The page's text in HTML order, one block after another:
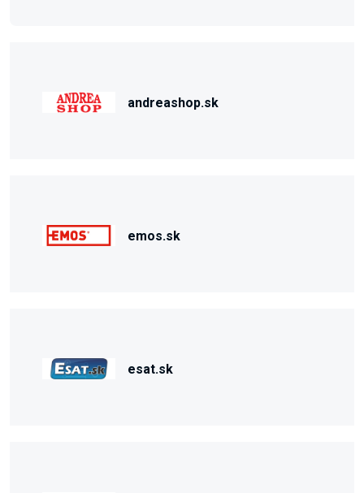
andreashop.sk
emos.sk
esat.sk